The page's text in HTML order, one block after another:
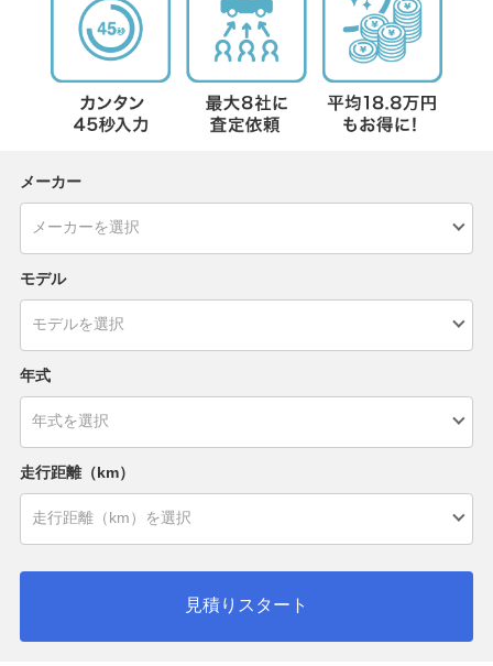
メーカー
モデル
年式
走行距離（km）
見積りスタート